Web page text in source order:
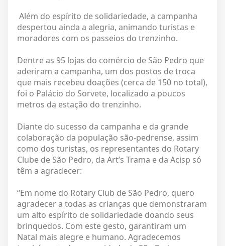
Além do espírito de solidariedade, a campanha
despertou ainda a alegria, animando turistas e
moradores com os passeios do trenzinho.
Dentre as 95 lojas do comércio de São Pedro que
aderiram a campanha, um dos postos de troca
que mais recebeu doações (cerca de 150 no total),
foi o Palácio do Sorvete, localizado a poucos
metros da estação do trenzinho.
Diante do sucesso da campanha e da grande
colaboração da população são-pedrense, assim
como dos turistas, os representantes do Rotary
Clube de São Pedro, da Art’s Trama e da Acisp só
têm a agradecer:
“Em nome do Rotary Club de São Pedro, quero
agradecer a todas as crianças que demonstraram
um alto espírito de solidariedade doando seus
brinquedos. Com este gesto, garantiram um
Natal mais alegre e humano. Agradecemos